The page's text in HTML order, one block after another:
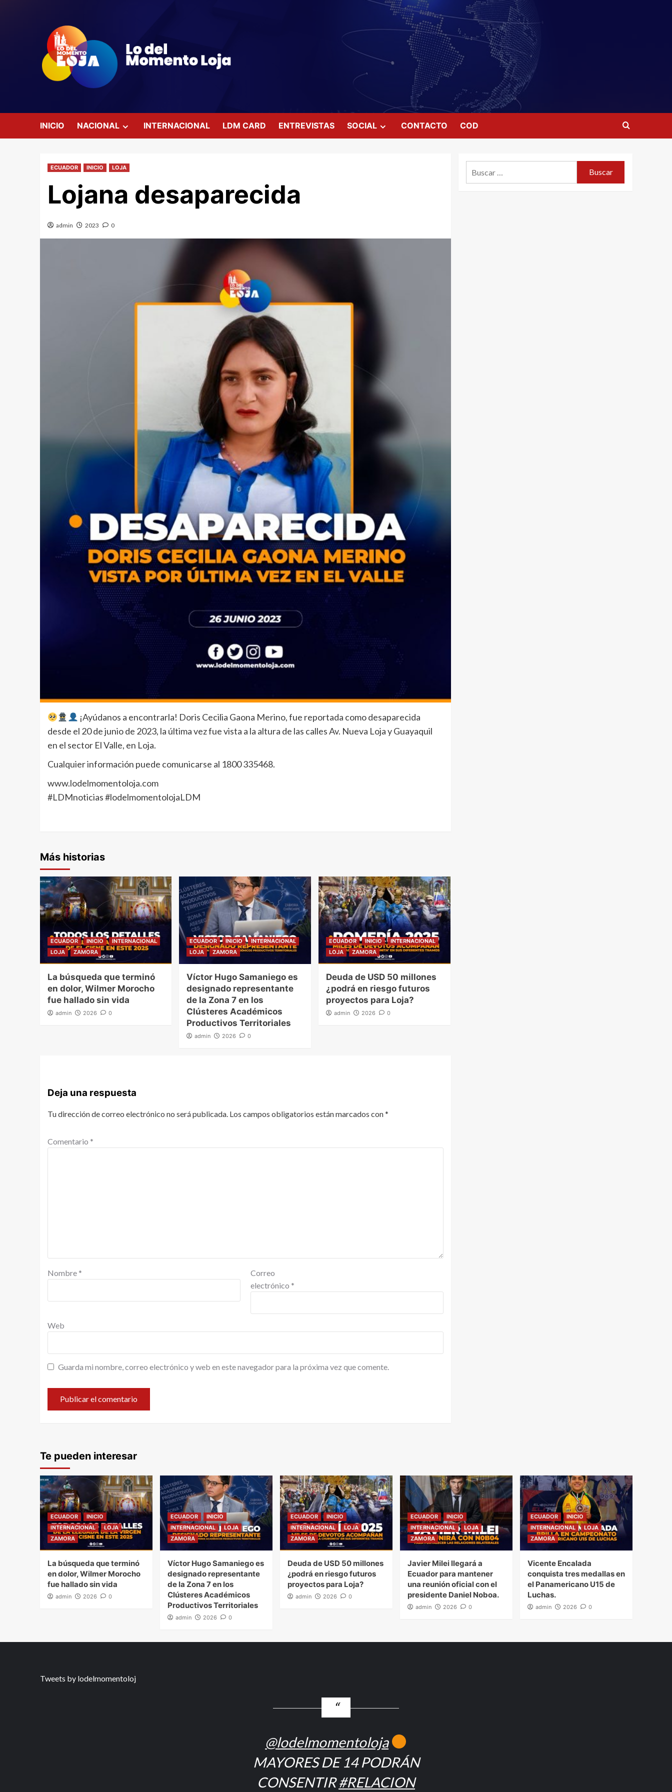
INICIO NACIONAL INTERNACIONAL LDM CARD ENTREVISTAS SOCIAL CONTACTO COD
ECUADOR INICIO LOJA
Lojana desaparecida
admin 2023 0
¡Ayúdanos a encontrarla! Doris Cecilia Gaona Merino, fue reportada como desaparecida
desde el 20 de junio de 2023, la última vez fue vista a la altura de las calles Av. Nueva Loja y Guayaquil
en el sector El Valle, en Loja.
Cualquier información puede comunicarse al 1800 335468.
www.lodelmomentoloja.com
#LDMnoticias #lodelmomentolojaLDM
Más historias
ECUADOR INICIO
INTERNACIONAL
LOJA
ZAMORA
La búsqueda que terminó
en dolor, Wilmer Morocho
fue hallado sin vida
admin 2026 0
ECUADOR INICIO
INTERNACIONAL
LOJA
ZAMORA
Víctor Hugo Samaniego es
designado representante
de la Zona 7 en los
Clústeres Académicos
Productivos Territoriales
admin 2026 0
ECUADOR INICIO
INTERNACIONAL
LOJA
ZAMORA
Deuda de USD 50 millones
¿podrá en riesgo futuros
proyectos para Loja?
admin 2026 0
Deja una respuesta
Tu dirección de correo electrónico no será publicada. Los campos obligatorios están marcados con*
Comentario *
Nombre *
Correo
electrónico *
Web
Guarda mi nombre, correo electrónico y web en este navegador para la próxima vez que comente.
Te pueden interesar
ECUADOR
INICIO
INTERNACIONAL
LOJA
ZAMORA
La búsqueda que terminó
en dolor, Wilmer Morocho
fue hallado sin vida
admin 2026 0
ECUADOR
INICIO
INTERNACIONAL
LOJA
ZAMORA
Víctor Hugo Samaniego es
designado representante
de la Zona 7 en los
Clústeres Académicos
Productivos Territoriales
admin 2026 0
ECUADOR
INICIO
INTERNACIONAL
LOJA
ZAMORA
Deuda de USD 50 millones
¿podrá en riesgo futuros
proyectos para Loja?
admin 2026 0
ECUADOR
INICIO
INTERNACIONAL
LOJA
ZAMORA
Javier Milei llegará a
Ecuador para mantener
una reunión oficial con el
presidente Daniel Noboa.
admin 2026 0
ECUADOR
INICIO
INTERNACIONAL
LOJA
ZAMORA
Vicente Encalada
conquista tres medallas en
el Panamericano U15 de
Luchas.
admin 2026 0
Tweets by lodelmomentoloj
@lodelmomentoloja
MAYORES DE 14 PODRÁN
CONSENTIR#RELACION